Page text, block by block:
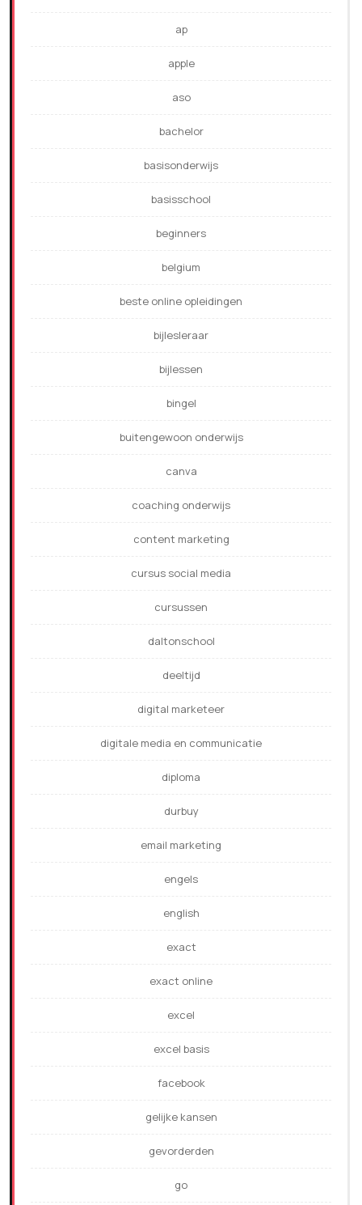
ap
apple
aso
bachelor
basisonderwijs
basisschool
beginners
belgium
beste online opleidingen
bijlesleraar
bijlessen
bingel
buitengewoon onderwijs
canva
coaching onderwijs
content marketing
cursus social media
cursussen
daltonschool
deeltijd
digital marketeer
digitale media en communicatie
diploma
durbuy
email marketing
engels
english
exact
exact online
excel
excel basis
facebook
gelijke kansen
gevorderden
go